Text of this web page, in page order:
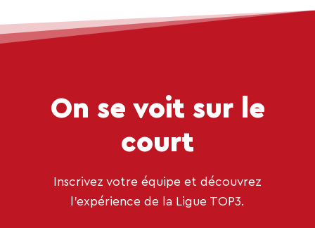
On se voit sur le
court
Inscrivez votre équipe et découvrez
l’expérience de la Ligue TOP3.